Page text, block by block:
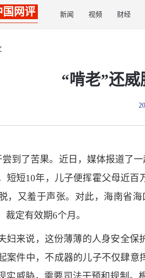
国网评 新闻 视频 财经
“啃老”还
到了苦果。近日，媒体报道了一
短短10年，儿子便挥霍父母近
，又羞于声张。对此，海南省
裁定有效期6个月。
来说，这份薄薄的人身安全保
案件中，不成器的儿子不仅肆意